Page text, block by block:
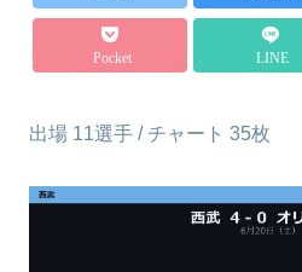
Pocket LINE
出場 11選手 / チャート 35枚